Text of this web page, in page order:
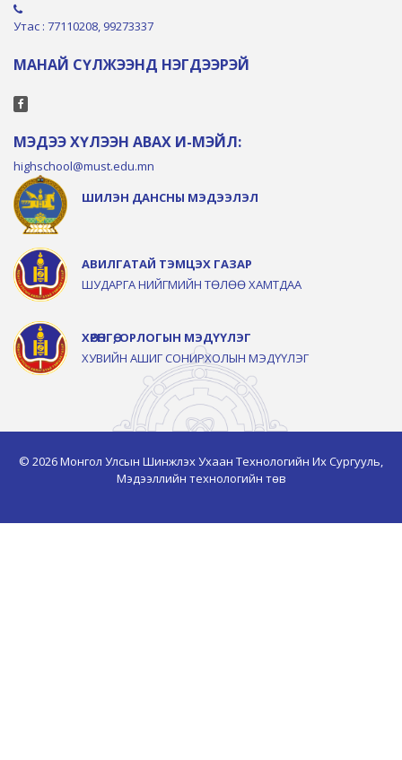
Утас : 77110208, 99273337
МАНАЙ СҮЛЖЭЭНД НЭГДЭЭРЭЙ
МЭДЭЭ ХҮЛЭЭН АВАХ И-МЭЙЛ:
highschool@must.edu.mn
ШИЛЭН ДАНСНЫ МЭДЭЭЛЭЛ
АВИЛГАТАЙ ТЭМЦЭХ ГАЗАР
ШУДАРГА НИЙГМИЙН ТӨЛӨӨ ХАМТДАА
ХӨРӨНГӨ, ОРЛОГЫН МЭДҮҮЛЭГ
ХУВИЙН АШИГ СОНИРХОЛЫН МЭДҮҮЛЭГ
© 2026 Монгол Улсын Шинжлэх Ухаан Технологийн Их Сургууль,
Мэдээллийн технологийн төв